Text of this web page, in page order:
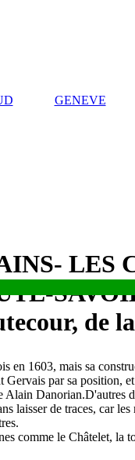
LES
de
GENEVE
en 1603, mais sa
Gervais par sa position,
Alain Danorian.D'autres
laisser de traces, car
comme le Châtelet, la